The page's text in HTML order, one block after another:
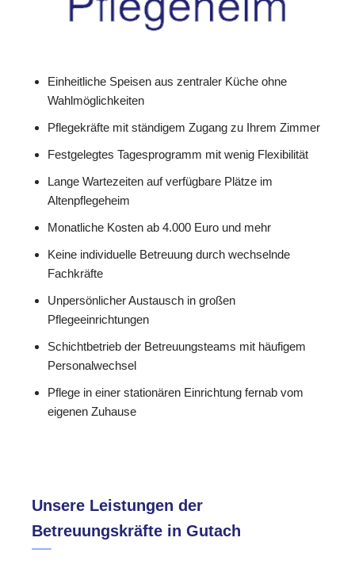
Einheitliche Speisen aus zentraler Küche ohne
Wahlmöglichkeiten
Pflegekräfte mit ständigem Zugang zu Ihrem Zimmer
Festgelegtes Tagesprogramm mit wenig Flexibilität
Lange Wartezeiten auf verfügbare Plätze im
Altenpflegeheim
Monatliche Kosten ab 4.000 Euro und mehr
Keine individuelle Betreuung durch wechselnde
Fachkräfte
Unpersönlicher Austausch in großen
Pflegeeinrichtungen
Schichtbetrieb der Betreuungsteams mit häufigem
Personalwechsel
Pflege in einer stationären Einrichtung fernab vom
eigenen Zuhause
Unsere Leistungen der
Betreuungskräfte in Gutach